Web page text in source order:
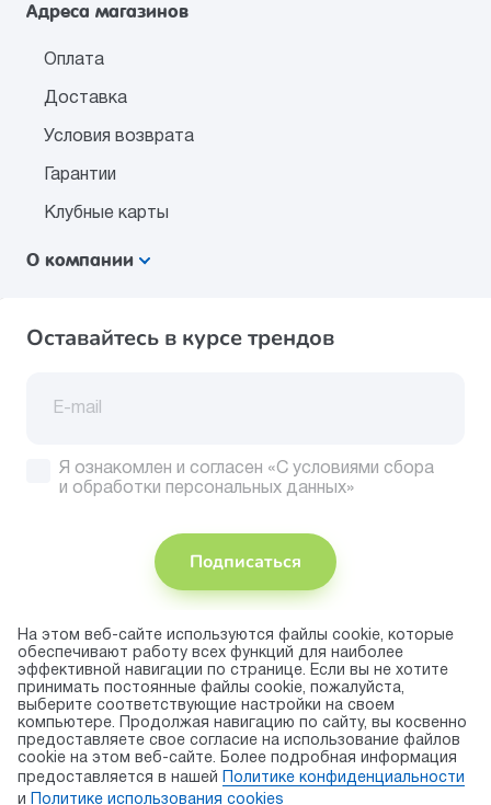
На этом веб-сайте используются файлы cookie, которые
обеспечивают работу всех функций для наиболее
эффективной навигации по странице. Если вы не хотите
принимать постоянные файлы cookie, пожалуйста,
выберите соответствующие настройки на своем
компьютере. Продолжая навигацию по сайту, вы косвенно
предоставляете свое согласие на использование файлов
cookie на этом веб-сайте. Более подробная информация
предоставляется в нашей
Политике конфиденциальности
и
Политике использования сookies
Адреса магазинов
Оплата
Доставка
Условия возврата
Гарантии
Клубные карты
О компании
Оставайтесь в курсе трендов
Я ознакомлен и согласен «С условиями сбора
и обработки персональных данных»
Подписаться
Присоединяйтесь
Принимаем
к оплате
Правила использования cookie